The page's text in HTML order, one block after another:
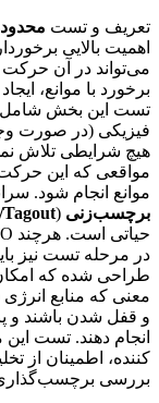
تعریف و تست
اهمیت بالایی
می‌تواند در آن حرکت
برخورد با موانع،
تست این بخش شامل
فیزیکی (در صورت
هیچ شرایطی تلاش
مواقعی که این
موانع انجام شود.
برچسب‌زنی (
در مرحله تست نیز
معنی که منابع
و قفل شدن باشند و
انجام دهند. تست
کننده، اطمینان از
بررسی